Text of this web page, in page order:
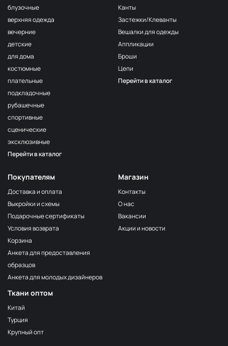
блузочные
верхняя одежда
вечерние
детские
для дома
костюмные
плательные
подкладочные
рубашечные
спортивные
сценические
эксклюзивные
Перейти в каталог
Канты
Застежки/Клеванты
Вешалки для одежды
Аппликации
Броши
Цепи
Перейти в каталог
Покупателям
Доставка и оплата
Выкройки и схемы
Подарочные сертификаты
Условия возврата
Корзина
Анкета для предоставления
образцов
Анкета для молодых дизайнеров
Ткани оптом
Китай
Турция
Крупный опт
Магазин
Контакты
О нас
Вакансии
Акции и новости